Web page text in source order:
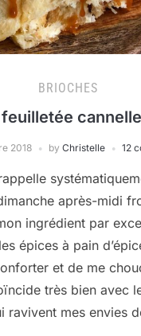
BRIOCHES
2018 by Christelle 12
après-midi
ingrédient par
épices à pain
et de me
très bien avec
ravivent mes envies